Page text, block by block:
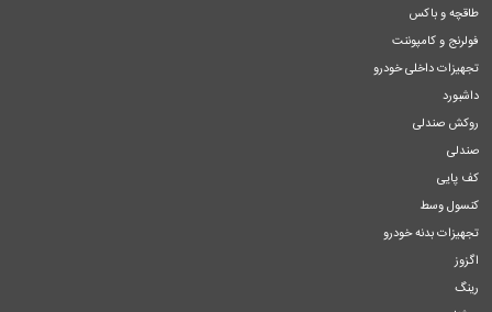
طاقچه و باکس
فولرنج و کامپوننت
تجهیزات داخلی خودرو
داشبورد
روکش صندلی
صندلی
کف پایی
کنسول وسط
تجهیزات بدنه خودرو
اگزوز
رینگ